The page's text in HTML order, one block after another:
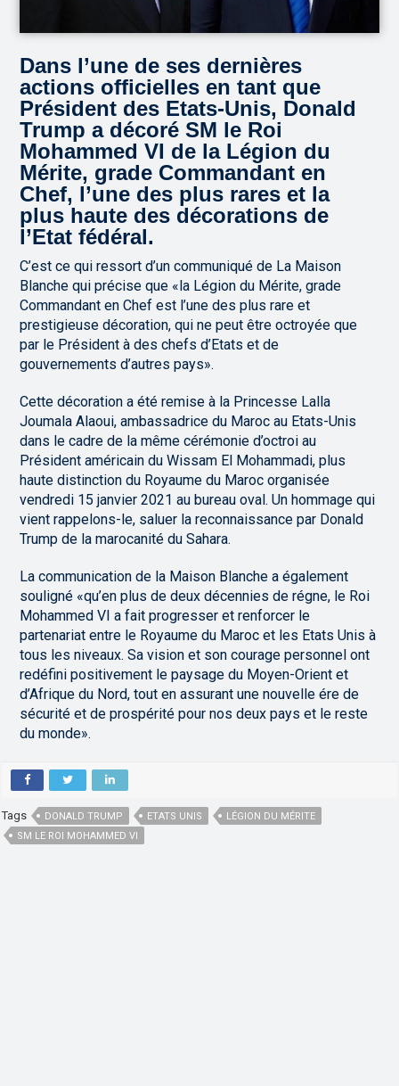
Dans l’une de ses dernières
actions officielles en tant que
Président des Etats-Unis, Donald
Trump a décoré SM le Roi
Mohammed VI de la Légion du
Mérite, grade Commandant en
Chef, l’une des plus rares et la
plus haute des décorations de
l’Etat fédéral.
C’est ce qui ressort d’un communiqué de La Maison
Blanche qui précise que «la Légion du Mérite, grade
Commandant en Chef est l’une des plus rare et
prestigieuse décoration, qui ne peut être octroyée que
par le Président à des chefs d’Etats et de
gouvernements d’autres pays».
Cette décoration a été remise à la Princesse Lalla
Joumala Alaoui, ambassadrice du Maroc au Etats-Unis
dans le cadre de la même cérémonie d’octroi au
Président américain du Wissam El Mohammadi, plus
haute distinction du Royaume du Maroc organisée
vendredi 15 janvier 2021 au bureau oval. Un hommage qui
vient rappelons-le, saluer la reconnaissance par Donald
Trump de la marocanité du Sahara.
La communication de la Maison Blanche a également
souligné «qu’en plus de deux décennies de régne, le Roi
Mohammed VI a fait progresser et renforcer le
partenariat entre le Royaume du Maroc et les Etats Unis à
tous les niveaux. Sa vision et son courage personnel ont
redéfini positivement le paysage du Moyen-Orient et
d’Afrique du Nord, tout en assurant une nouvelle ére de
sécurité et de prospérité pour nos deux pays et le reste
du monde».
Tags DONALD TRUMP ETATS UNIS
LÉGION DU MÉRITE
SM LE ROI MOHAMMED VI